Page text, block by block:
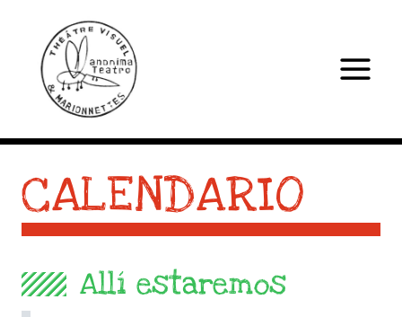
contenido
CALENDARIO
Allí estaremos